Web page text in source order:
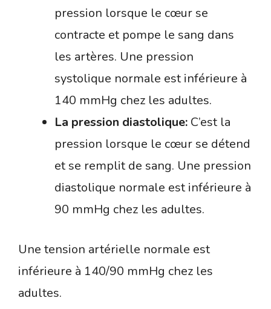
pression lorsque le cœur se
contracte et pompe le sang dans
les artères. Une pression
systolique normale est inférieure à
140 mmHg chez les adultes.
La pression diastolique: C’est la
pression lorsque le cœur se détend
et se remplit de sang. Une pression
diastolique normale est inférieure à
90 mmHg chez les adultes.
Une tension artérielle normale est
inférieure à 140/90 mmHg chez les
adultes.